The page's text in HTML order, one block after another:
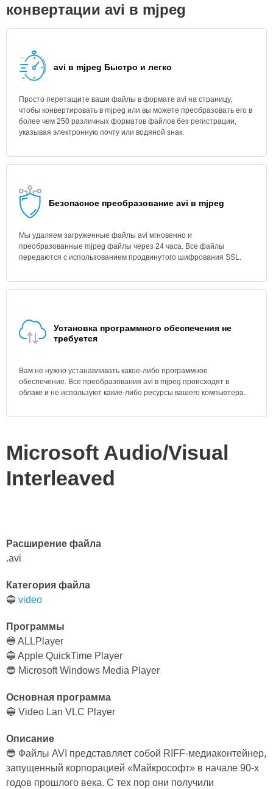
конвертации avi в mjpeg
avi в mjpeg Быстро и легко
Просто перетащите ваши файлы в формате avi на страницу,
чтобы конвертировать в mjpeg или вы можете преобразовать его в
более чем 250 различных форматов файлов без регистрации,
указывая электронную почту или водяной знак.
Безопасное преобразование avi в mjpeg
Мы удаляем загруженные файлы avi мгновенно и
преобразованные mjpeg файлы через 24 часа. Все файлы
передаются с использованием продвинутого шифрования SSL.
Установка программного обеспечения не
требуется
Вам не нужно устанавливать какое-либо программное
обеспечение. Все преобразования avi в mjpeg происходят в
облаке и не используют какие-либо ресурсы вашего компьютера.
Microsoft Audio/Visual
Interleaved
Расширение файла
.avi
Категория файла
🔵 video
Программы
🔵 ALLPlayer
🔵 Apple QuickTime Player
🔵 Microsoft Windows Media Player
Основная программа
🔵 Video Lan VLC Player
Описание
🔵 Файлы AVI представляет собой RIFF-медиаконтейнер,
запущенный корпорацией «Майкрософт» в начале 90-х
годов прошлого века. С тех пор они получили